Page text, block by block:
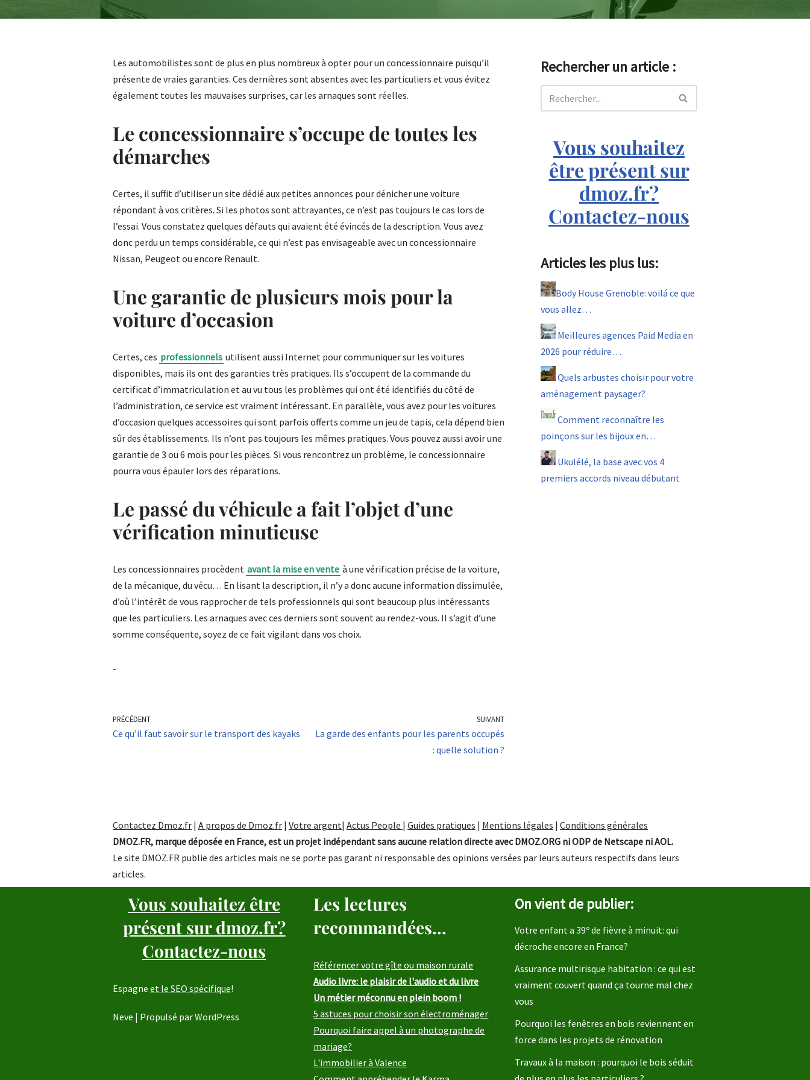
Les automobilistes sont de plus en plus nombreux à opter pour un concessionnaire puisqu’il
présente de vraies garanties. Ces dernières sont absentes avec les particuliers et vous évitez
également toutes les mauvaises surprises, car les arnaques sont réelles.
Le concessionnaire s’occupe de toutes les
démarches
Certes, il suffit d’utiliser un site dédié aux petites annonces pour dénicher une voiture
répondant à vos critères. Si les photos sont attrayantes, ce n’est pas toujours le cas lors de
l’essai. Vous constatez quelques défauts qui avaient été évincés de la description. Vous avez
donc perdu un temps considérable, ce qui n’est pas envisageable avec un concessionnaire
Nissan, Peugeot ou encore Renault.
Une garantie de plusieurs mois pour la
voiture d’occasion
Certes, ces professionnels utilisent aussi Internet pour communiquer sur les voitures
disponibles, mais ils ont des garanties très pratiques. Ils s’occupent de la commande du
certificat d’immatriculation et au vu tous les problèmes qui ont été identifiés du côté de
l’administration, ce service est vraiment intéressant. En parallèle, vous avez pour les voitures
d’occasion quelques accessoires qui sont parfois offerts comme un jeu de tapis, cela dépend bien
sûr des établissements. Ils n’ont pas toujours les mêmes pratiques. Vous pouvez aussi avoir une
garantie de 3 ou 6 mois pour les pièces. Si vous rencontrez un problème, le concessionnaire
pourra vous épauler lors des réparations.
Le passé du véhicule a fait l’objet d’une
vérification minutieuse
Les concessionnaires procèdent avant la mise en vente à une vérification précise de la voiture,
de la mécanique, du vécu… En lisant la description, il n’y a donc aucune information dissimulée,
d’où l’intérêt de vous rapprocher de tels professionnels qui sont beaucoup plus intéressants
que les particuliers. Les arnaques avec ces derniers sont souvent au rendez-vous. Il s’agit d’une
somme conséquente, soyez de ce fait vigilant dans vos choix.
-
PRÉCÉDENT
Ce qu’il faut savoir sur le transport des kayaks
SUIVANT
La garde des enfants pour les parents occupés
: quelle solution ?
Rechercher un article :
Vous souhaitez
être présent sur
dmoz.fr?
Contactez-nous
Articles les plus lus:
Body House Grenoble: voilá ce que
vous allez…
Meilleures agences Paid Media en
2026 pour réduire…
Quels arbustes choisir pour votre
aménagement paysager?
Comment reconnaître les
poinçons sur les bijoux en…
Ukulélé, la base avec vos 4
premiers accords niveau débutant
Contactez Dmoz.fr | A propos de Dmoz.fr | Votre argent| Actus People | Guides pratiques | Mentions légales | Conditions générales
DMOZ.FR, marque déposée en France, est un projet indépendant sans aucune relation directe avec DMOZ.ORG ni ODP de Netscape ni AOL.
Le site DMOZ.FR publie des articles mais ne se porte pas garant ni responsable des opinions versées par leurs auteurs respectifs dans leurs
articles.
Vous souhaitez être
présent sur dmoz.fr?
Contactez-nous
Espagne et le SEO spécifique!
Neve | Propulsé parWordPress
Les lectures
recommandées...
Référencer votre gîte ou maison rurale
Audio livre: le plaisir de l'audio et du livre
Un métier méconnu en plein boom !
5 astuces pour choisir son électroménager
Pourquoi faire appel à un photographe de
mariage?
L'immobilier à Valence
On vient de publier:
Votre enfant a 39º de fièvre à minuit: qui
décroche encore en France?
Assurance multirisque habitation : ce qui est
vraiment couvert quand ça tourne mal chez
vous
Pourquoi les fenêtres en bois reviennent en
force dans les projets de rénovation
Travaux à la maison : pourquoi le bois séduit